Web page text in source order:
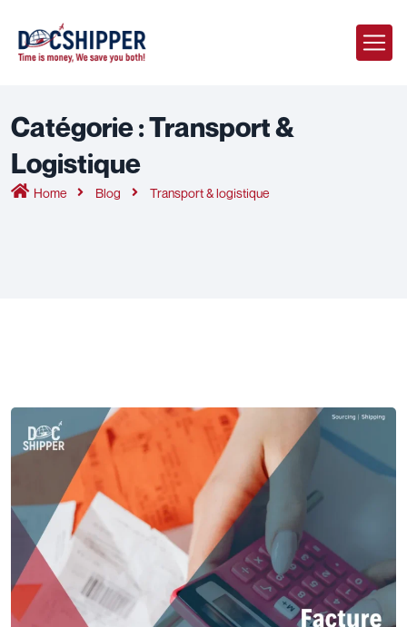
Catégorie :Transport &
Logistique
Home Blog Transport & logistique